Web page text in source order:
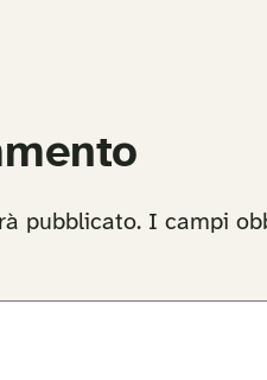
pubblicato. I campi